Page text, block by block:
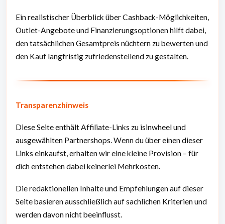
Ein realistischer Überblick über Cashback-Möglichkeiten,
Outlet-Angebote und Finanzierungsoptionen hilft dabei,
den tatsächlichen Gesamtpreis nüchtern zu bewerten und
den Kauf langfristig zufriedenstellend zu gestalten.
Transparenzhinweis
Diese Seite enthält Affiliate-Links zu isinwheel und
ausgewählten Partnershops. Wenn du über einen dieser
Links einkaufst, erhalten wir eine kleine Provision – für
dich entstehen dabei keinerlei Mehrkosten.
Die redaktionellen Inhalte und Empfehlungen auf dieser
Seite basieren ausschließlich auf sachlichen Kriterien und
werden davon nicht beeinflusst.